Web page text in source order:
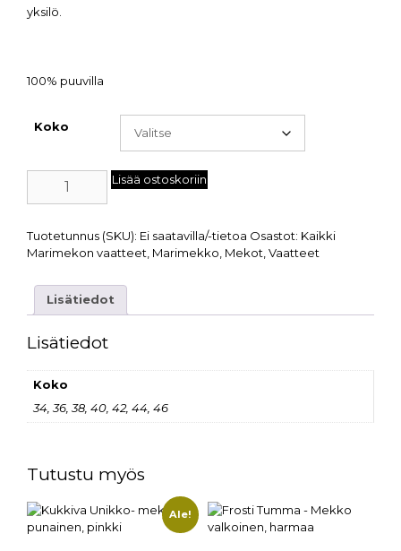
yksilö.
100% puuvilla
Koko
Lisää ostoskoriin
Tuotetunnus (SKU): Ei saatavilla/-tietoa Osastot: Kaikki
Marimekon vaatteet Marimekko Mekot Vaatteet
Lisätiedot
Lisätiedot
Koko
34, 36, 38, 40, 42, 44, 46
Tutustu myös
Ale!